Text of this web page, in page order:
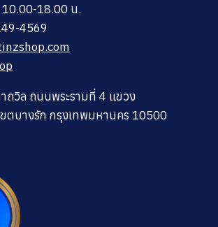
10.00-18.00 น.
4569
ถวิล ถนนพระรามที่ 4 แขวง
ตบางรัก กรุงเทพมหานคร 10500